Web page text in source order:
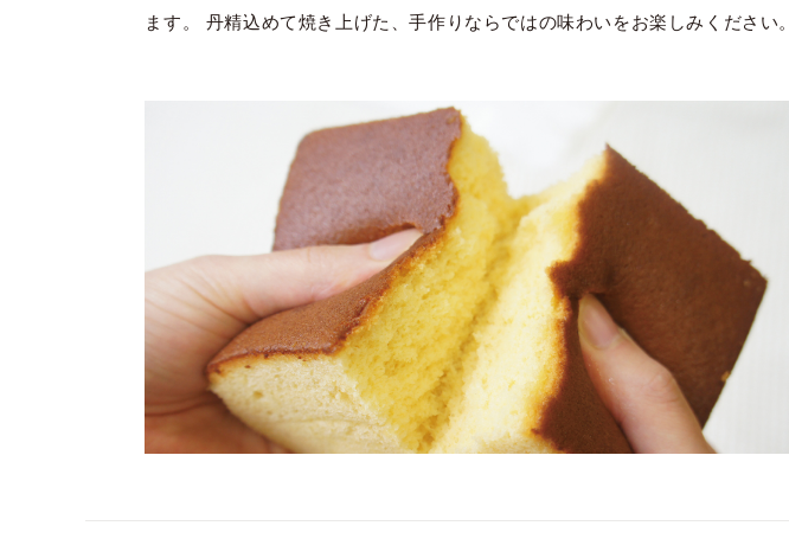
ます。 丹精込めて焼き上げた、手作りならではの味わいをお楽しみください。